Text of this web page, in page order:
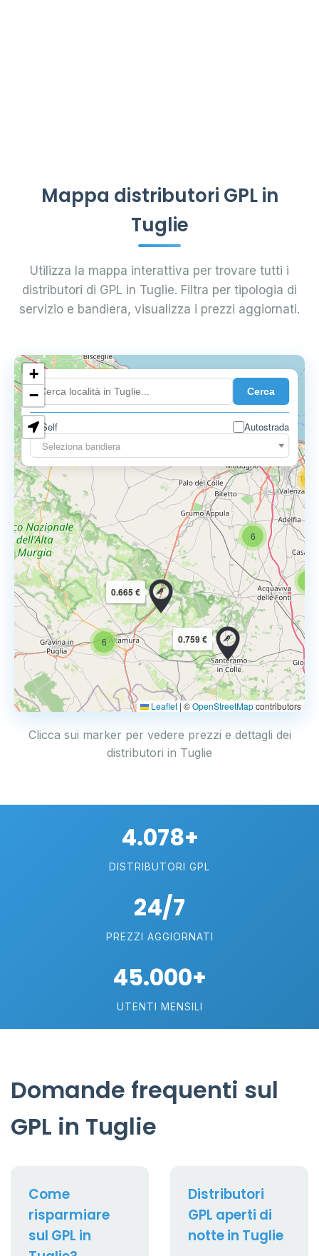
Mappa distributori GPL in
Tuglie
Utilizza la mappa interattiva per trovare tutti i
distributori di GPL in Tuglie. Filtra per tipologia di
servizio e bandiera, visualizza i prezzi aggiornati.
Cerca
Self
Autostrada
Seleziona bandiera
4
6
6
0.759 €
0.665 €
+
−
Leaflet | ©OpenStreetMapcontributors
Clicca sui marker per vedere prezzi e dettagli dei
distributori in Tuglie
4.078+
DISTRIBUTORI GPL
24/7
PREZZI AGGIORNATI
45.000+
UTENTI MENSILI
Domande frequenti sul
GPL in Tuglie
Come
risparmiare
sul GPL in
Distributori
GPL aperti di
notte in Tuglie